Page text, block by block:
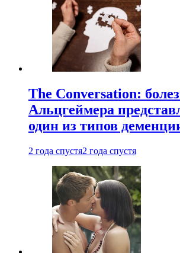
The Conversation:
Альцгеймера
один из типов
2 года спустя2 года спустя